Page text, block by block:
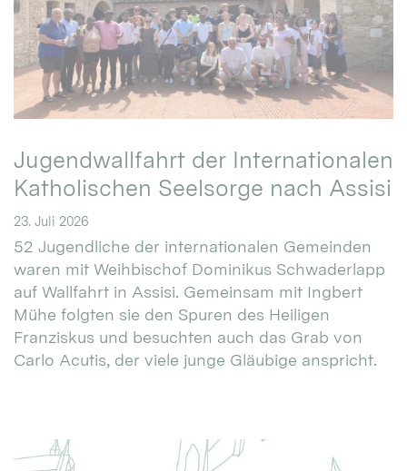
Jugendwallfahrt der Internationalen
Katholischen Seelsorge nach Assisi
23. Juli 2026
52 Jugendliche der internationalen Gemeinden
waren mit Weihbischof Dominikus Schwaderlapp
auf Wallfahrt in Assisi. Gemeinsam mit Ingbert
Mühe folgten sie den Spuren des Heiligen
Franziskus und besuchten auch das Grab von
Carlo Acutis, der viele junge Gläubige anspricht.